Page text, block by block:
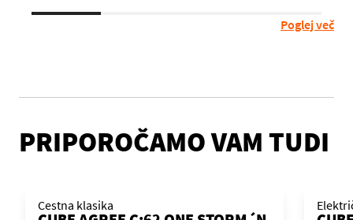
Poglej več
PRIPOROČAMO VAM TUDI
Cestna klasika